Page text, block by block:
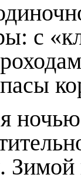
с
Зимой